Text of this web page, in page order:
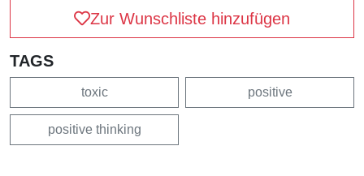
Zur Wunschliste hinzufügen
TAGS
toxic positive
positive thinking